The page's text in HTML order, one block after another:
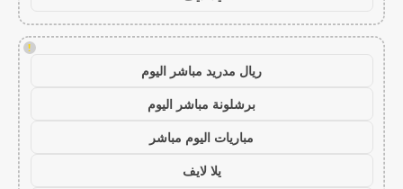
!
ريال مدريد مباشر اليوم
برشلونة مباشر اليوم
مباريات اليوم مباشر
يلا لايف